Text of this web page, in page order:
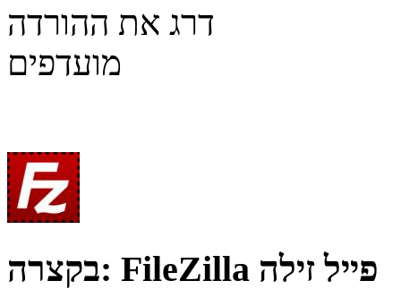
דרג את ההורדה
מועדפים
בקצרה: FileZilla פייל זילה